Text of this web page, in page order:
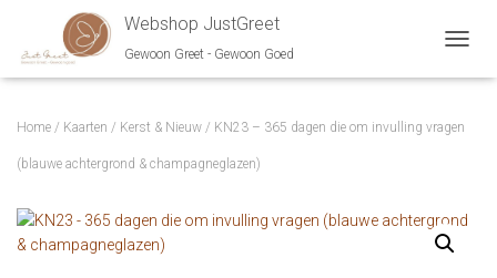
Webshop JustGreet
Gewoon Greet - Gewoon Goed
Home / Kaarten / Kerst & Nieuw / KN23 – 365 dagen die om invulling vragen
(blauwe achtergrond & champagneglazen)